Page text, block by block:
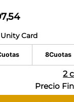
,54
Card
8Cuotas
2
Precio